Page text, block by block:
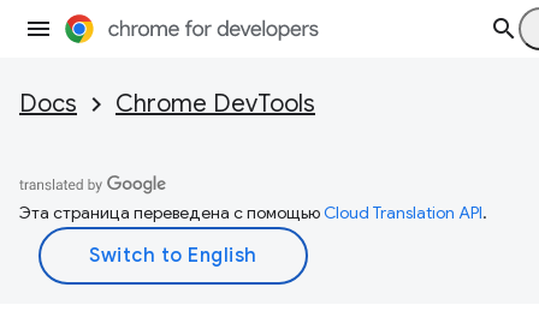
Docs Chrome DevTools
Эта страница переведена с помощьюCloud Translation API.